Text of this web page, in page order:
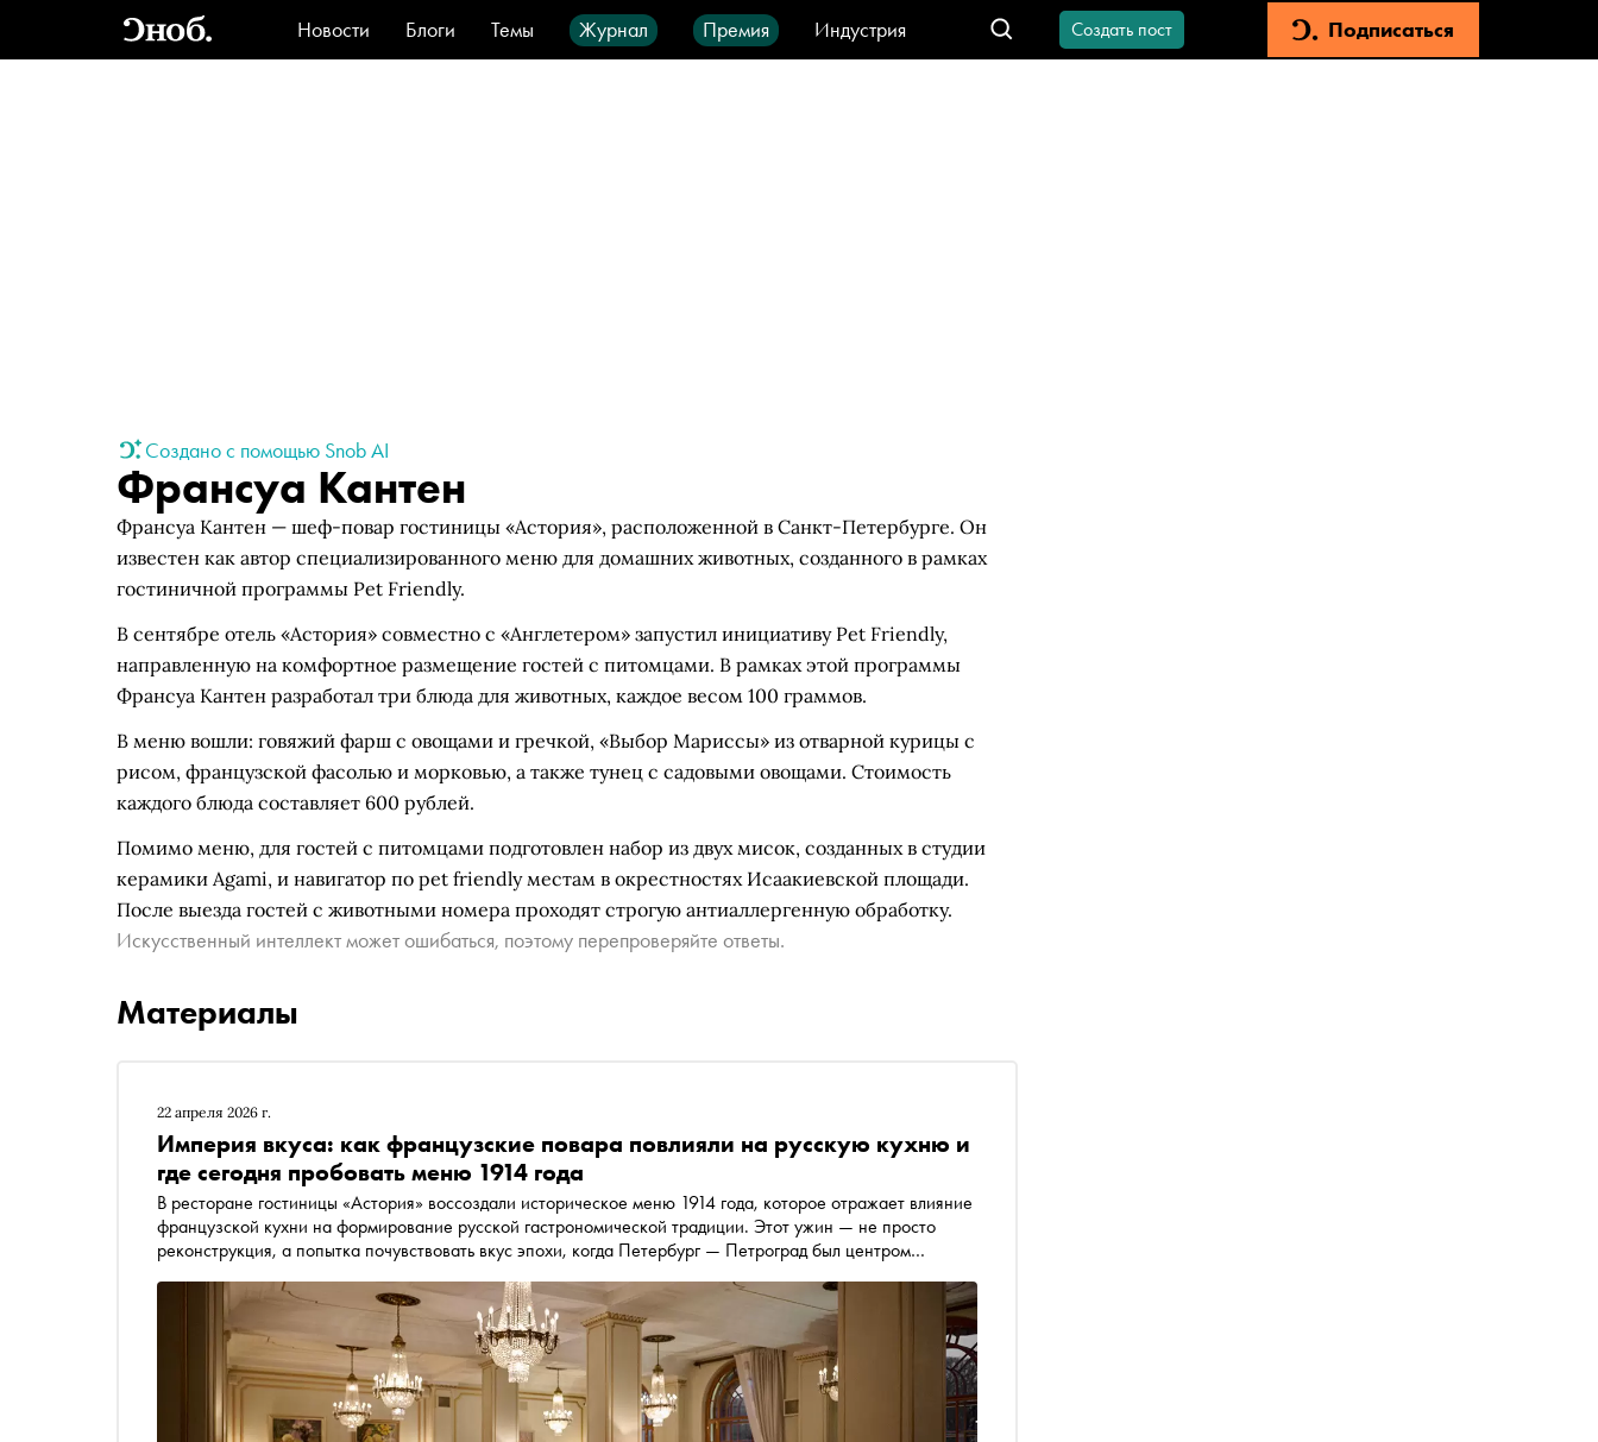
Новости Блоги Темы Журнал Премия
Индустрия
Стиль
Видео Город IT-продукты
Создать пост Подписаться
Создано с помощью Snob AI
Франсуа Кантен
Франсуа Кантен — шеф-повар гостиницы «Астория», расположенной в Санкт-Петербурге. Он
известен как автор специализированного меню для домашних животных, созданного в рамках
гостиничной программы Pet Friendly.
В сентябре отель «Астория» совместно с «Англетером» запустил инициативу Pet Friendly,
направленную на комфортное размещение гостей с питомцами. В рамках этой программы
Франсуа Кантен разработал три блюда для животных, каждое весом 100 граммов.
В меню вошли: говяжий фарш с овощами и гречкой, «Выбор Мариссы» из отварной курицы с
рисом, французской фасолью и морковью, а также тунец с садовыми овощами. Стоимость
каждого блюда составляет 600 рублей.
Помимо меню, для гостей с питомцами подготовлен набор из двух мисок, созданных в студии
керамики Agami, и навигатор по pet friendly местам в окрестностях Исаакиевской площади.
После выезда гостей с животными номера проходят строгую антиаллергенную обработку.
Искусственный интеллект может ошибаться, поэтому перепроверяйте ответы.
Материалы
22 апреля 2026 г.
Империя вкуса: как французские повара повлияли на русскую кухню и
где сегодня пробовать меню 1914 года
В ресторане гостиницы «Астория» воссоздали историческое меню 1914 года, которое отражает влияние
французской кухни на формирование русской гастрономической традиции. Этот ужин — не просто
реконструкция, а попытка почувствовать вкус эпохи, когда Петербург — Петроград был центром